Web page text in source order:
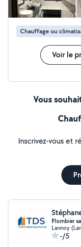
Chauffage ou
Voir le
Vous
Inscrivez-vous et
Plombier
Lannoy
-/5